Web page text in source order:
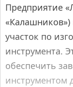
Предприятие
«Калашников»)
участок по
инструмента.
обеспечить
инструментом